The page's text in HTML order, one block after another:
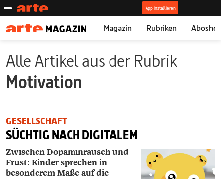
Magazin Rubriken
Alle Artikel aus der Rubrik
Motivation
GESELLSCHAFT
SÜCHTIG NACH DIGITALEM
Zwischen Dopaminrausch und
Frust: Kinder sprechen in
besonderem Maße auf die